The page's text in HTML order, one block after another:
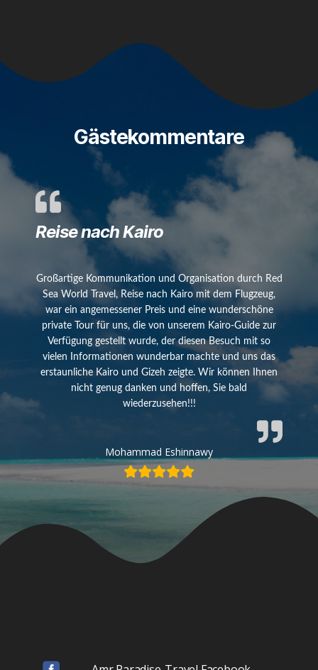
Gästekommentare
Reise nach Kairo
Großartige Kommunikation und Organisation durch Red
Sea World Travel, Reise nach Kairo mit dem Flugzeug,
war ein angemessener Preis und eine wunderschöne
private Tour für uns, die von unserem Kairo-Guide zur
Verfügung gestellt wurde, der diesen Besuch mit so
vielen Informationen wunderbar machte und uns das
erstaunliche Kairo und Gizeh zeigte. Wir können Ihnen
nicht genug danken und hoffen, Sie bald
wiederzusehen!!!
Mohammad Eshinnawy